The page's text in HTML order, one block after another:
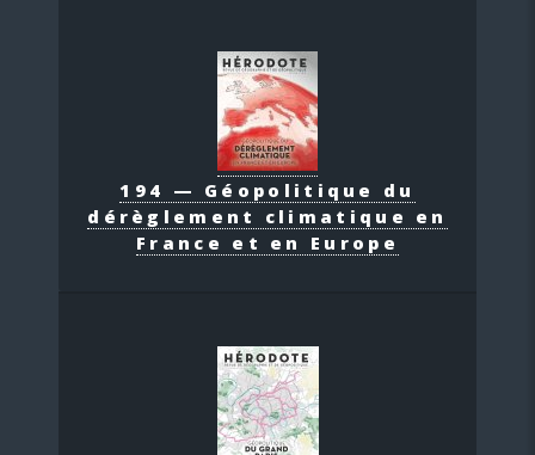
194 — Géopolitique du
dérèglement climatique en
France et en Europe